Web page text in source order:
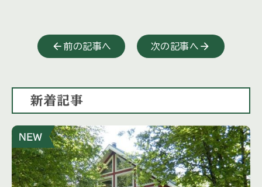
前の記事へ 次の記事へ
新着記事